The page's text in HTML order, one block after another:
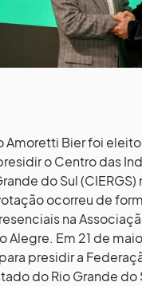
Amoretti Bier foi
o Centro das
do Sul
ocorreu de
na
Alegre. Em 21 de
presidir a
do Rio Grande do